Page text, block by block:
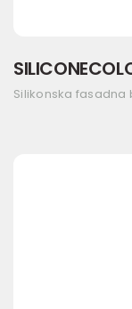
Silikonska